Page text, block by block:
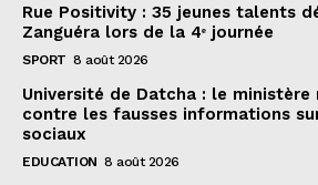
Rue Positivity : 35 jeunes talents
Zanguéra lors de la 4ᵉ journée
SPORT 8 août 2026
Université de Datcha : le ministère
contre les fausses informations
sociaux
EDUCATION 8 août 2026